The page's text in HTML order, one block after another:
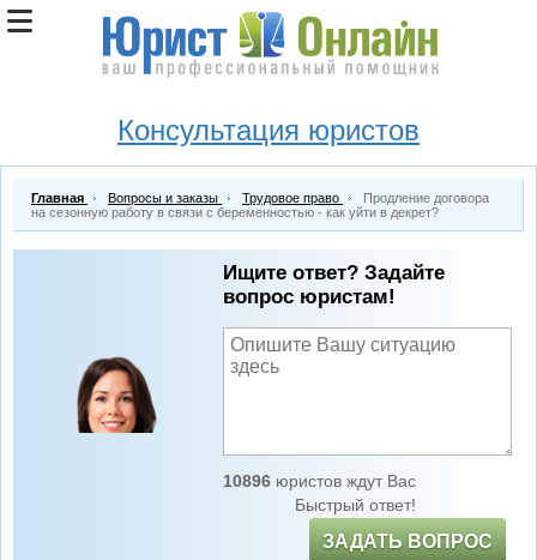
Консультация юристов
Главная Вопросы и заказы Трудовое право
Продление договора
на сезонную работу в связи с беременностью - как уйти в декрет?
Ищите ответ? Задайте
вопрос юристам!
10896юристов ждут Вас
Быстрый ответ!
ЗАДАТЬ ВОПРОС